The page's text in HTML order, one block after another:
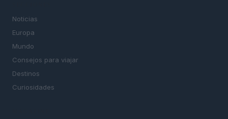
Noticias
Europa
Mundo
Consejos para viajar
Destinos
Curiosidades